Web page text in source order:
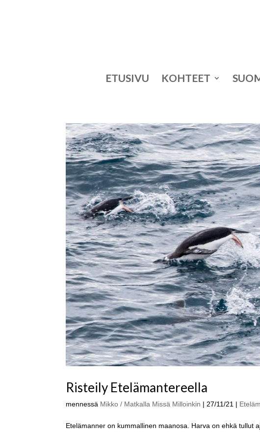
ETUSIVU KOHTEET
Risteily Etelämantereella
mennessä Mikko / Matkalla Missä Milloinkin | 27/11/21 |
Etelämanner on kummallinen maanosa. Harva on ehkä tullut